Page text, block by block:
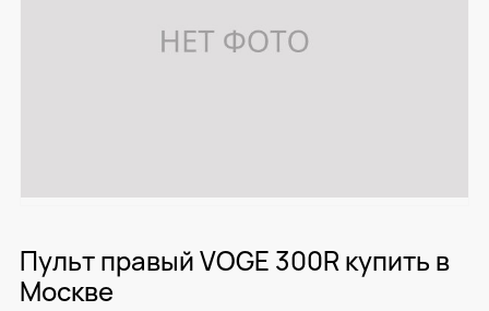
Пульт правый VOGE 300R купить в
Москве